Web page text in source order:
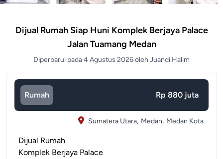
Dijual Rumah Siap Huni Komplek Berjaya Palace
Jalan Tuamang Medan
Diperbarui pada 4 Agustus 2026 oleh Juandi Halim
Rumah Rp 880 juta
Sumatera Utara, Medan, Medan Kota
Dijual Rumah
Komplek Berjaya Palace